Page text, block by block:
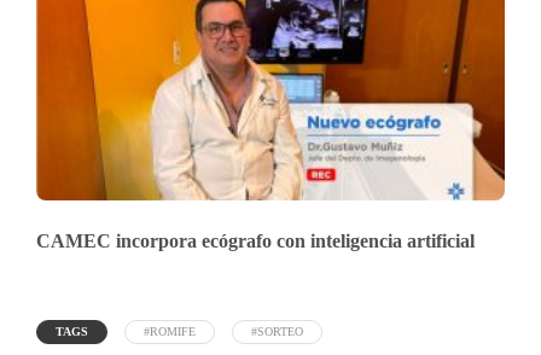
CAMEC incorpora ecógrafo con inteligencia artificial
TAGS #ROMIFE #SORTEO